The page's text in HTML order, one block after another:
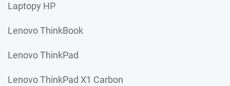
Laptopy HP
Lenovo ThinkBook
Lenovo ThinkPad
Lenovo ThinkPad X1 Carbon